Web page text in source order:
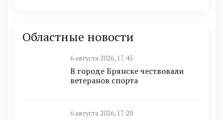
Областные новости
6 августа 2026, 17:45
В городе Брянске чествовали
ветеранов спорта
6 августа 2026, 17:20